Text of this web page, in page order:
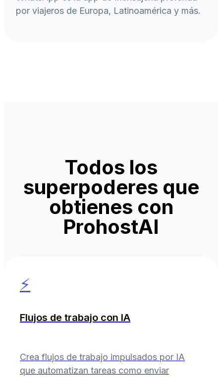
por viajeros de Europa, Latinoamérica y más.
Todos los
superpoderes que
obtienes con
ProhostAI
⚡
Flujos de trabajo con IA
Crea flujos de trabajo impulsados por IA
que automatizan tareas como enviar